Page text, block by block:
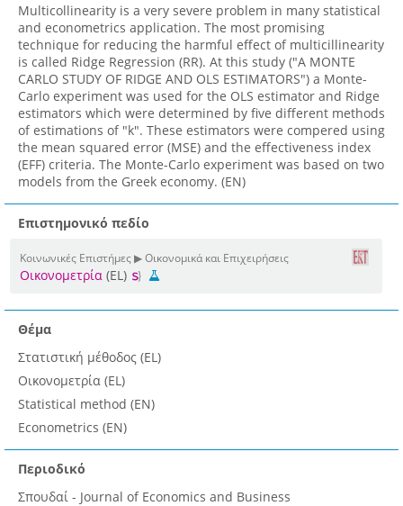
Multicollinearity is a very severe problem in many statistical
and econometrics application. The most promising
technique for reducing the harmful effect of multicillinearity
is called Ridge Regression (RR). At this study ("A MONTE
CARLO STUDY OF RIDGE AND OLS ESTIMATORS") a Monte-
Carlo experiment was used for the OLS estimator and Ridge
estimators which were determined by five different methods
of estimations of "k". These estimators were compered using
the mean squared error (MSE) and the effectiveness index
(EFF) criteria. The Monte-Carlo experiment was based on two
models from the Greek economy. (EN)
Επιστημονικό πεδίο
Κοινωνικές Επιστήμες ▶ Οικονομικά και Επιχειρήσεις
Οικονομετρία (EL)
Θέμα
Στατιστική μέθοδος (EL)
Οικονομετρία (EL)
Statistical method (EN)
Econometrics (EN)
Περιοδικό
Σπουδαί - Journal of Economics and Business